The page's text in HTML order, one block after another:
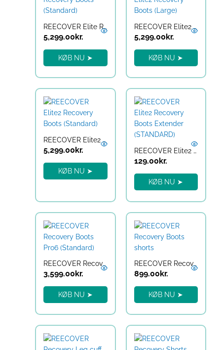
REECOVER Elite Recovery Boots (Standard)
5,299.00kr.
KØB NU ➤
REECOVER Elite2 Recovery Boots (Large)
5,299.00kr.
KØB NU ➤
REECOVER Elite2 Recovery Boots (Standard)
5,299.00kr.
KØB NU ➤
REECOVER Elite2 Recovery Boots Extender (STANDARD)
129.00kr.
KØB NU ➤
REECOVER Recovery Boots Pro6 (Standard)
3,599.00 kr.
KØB NU ➤
REECOVER Recovery Boots shorts
899.00 kr.
KØB NU ➤